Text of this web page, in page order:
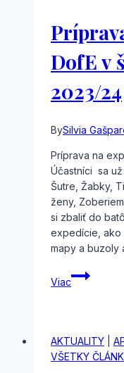
DofE v
2023/24
BySilvia
Príprava na
Účastníci sa už
Šutre, Žabky,
ženy,
si zbaliť do
expedície, ako
mapy a buzoly
Viac
Príprava
na
v školskom
roku
2023/24
AKTUALITY
VŠETKY